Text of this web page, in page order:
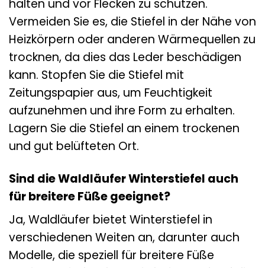
halten und vor Flecken zu schützen.
Vermeiden Sie es, die Stiefel in der Nähe von
Heizkörpern oder anderen Wärmequellen zu
trocknen, da dies das Leder beschädigen
kann. Stopfen Sie die Stiefel mit
Zeitungspapier aus, um Feuchtigkeit
aufzunehmen und ihre Form zu erhalten.
Lagern Sie die Stiefel an einem trockenen
und gut belüfteten Ort.
Sind die Waldläufer Winterstiefel auch
für breitere Füße geeignet?
Ja, Waldläufer bietet Winterstiefel in
verschiedenen Weiten an, darunter auch
Modelle, die speziell für breitere Füße